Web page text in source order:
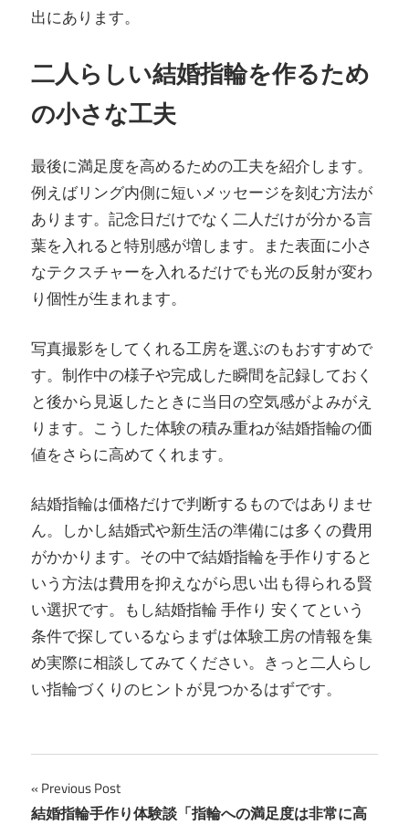
出にあります。
二人らしい結婚指輪を作るため
の小さな工夫
最後に満足度を高めるための工夫を紹介します。
例えばリング内側に短いメッセージを刻む方法が
あります。記念日だけでなく二人だけが分かる言
葉を入れると特別感が増します。また表面に小さ
なテクスチャーを入れるだけでも光の反射が変わ
り個性が生まれます。
写真撮影をしてくれる工房を選ぶのもおすすめで
す。制作中の様子や完成した瞬間を記録しておく
と後から見返したときに当日の空気感がよみがえ
ります。こうした体験の積み重ねが結婚指輪の価
値をさらに高めてくれます。
結婚指輪は価格だけで判断するものではありませ
ん。しかし結婚式や新生活の準備には多くの費用
がかかります。その中で結婚指輪を手作りすると
いう方法は費用を抑えながら思い出も得られる賢
い選択です。もし結婚指輪 手作り 安くてという
条件で探しているならまずは体験工房の情報を集
め実際に相談してみてください。きっと二人らし
い指輪づくりのヒントが見つかるはずです。
投Previous Post
結婚指輪手作り体験談「指輪への満足度は非常に高